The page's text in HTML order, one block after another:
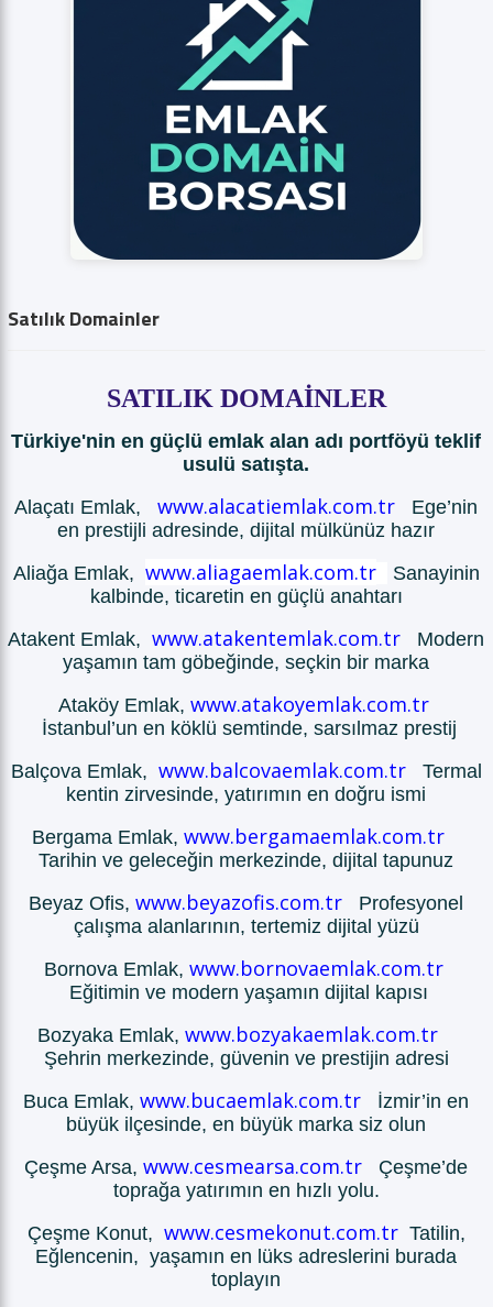
Satılık Domainler
SATILIK DOMAİNLER
Türkiye'nin en güçlü emlak alan adı portföyü teklif
usulü satışta.
Alaçatı Emlak,www.alacatiemlak.com.tr
Ege’nin
en prestijli adresinde, dijital mülkünüz hazır
Aliağa Emlak, www.aliagaemlak.com.tr
Sanayinin
kalbinde, ticaretin en güçlü anahtarı
Atakent Emlak,www.atakentemlak.com.tr
Modern
yaşamın tam göbeğinde, seçkin bir marka
Ataköy Emlak, www.atakoyemlak.com.tr
İstanbul’un en köklü semtinde, sarsılmaz prestij
Balçova Emlak, www.balcovaemlak.com.tr
Termal
kentin zirvesinde, yatırımın en doğru ismi
Bergama Emlak, www.bergamaemlak.com.tr
Tarihin ve geleceğin merkezinde, dijital tapunuz
Beyaz Ofis,www.beyazofis.com.tr Profesyonel
çalışma alanlarının, tertemiz dijital yüzü
Bornova Emlak, www.bornovaemlak.com.tr
Eğitimin ve modern yaşamın dijital kapısı
Bozyaka Emlak,www.bozyakaemlak.com.tr
Şehrin merkezinde, güvenin ve prestijin adresi
Buca Emlak, www.bucaemlak.com.tr İzmir’in en
büyük ilçesinde, en büyük marka siz olun
Çeşme Arsa,www.cesmearsa.com.tr
Çeşme’de
toprağa yatırımın en hızlı yolu.
Çeşme Konut, www.cesmekonut.com.tr Tatilin,
Eğlencenin, yaşamın en lüks adreslerini burada
toplayın